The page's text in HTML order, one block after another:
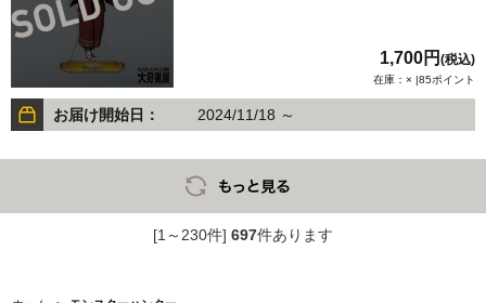
1,700円 (税込)
在庫：× |85ポイント
お届け開始日： 2024/11/18 ～
[1～230件] 697件あります